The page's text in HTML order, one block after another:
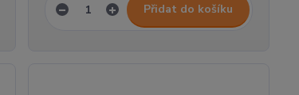
Přidat do košíku